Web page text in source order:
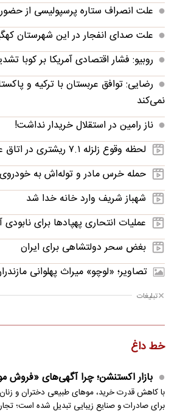
علت انصراف ستاره پرسپولیسی از
علت صدای انفجار در این شهرستان
روبیو: فشار اقتصادی آمریکا بر کوبا
رضایی: توافق عربستان با ترکیه و
نمی‌کند
ناز رامین در استقلال خریدار نداشت!
لحظه وقوع زلزله ۷.۱ ریشتری در اتاق عمل
حمله خرس مادر و توله‌اش به
شهباز شریف وارد خانه خدا شد
عملیات انتحاری پهپادها برای نابودی
بغض سحر دولتشاهی برای ایران
تصاویر؛ «لوچو» میراث پهلوانی
تبلیغات
خط داغ
بازار اکستنشن؛ چرا آگهی‌های
با کاهش قدرت خرید، موهای طبیعی دختران و زنان
برای صادرات و صنایع زیبایی تبدیل شده است؛